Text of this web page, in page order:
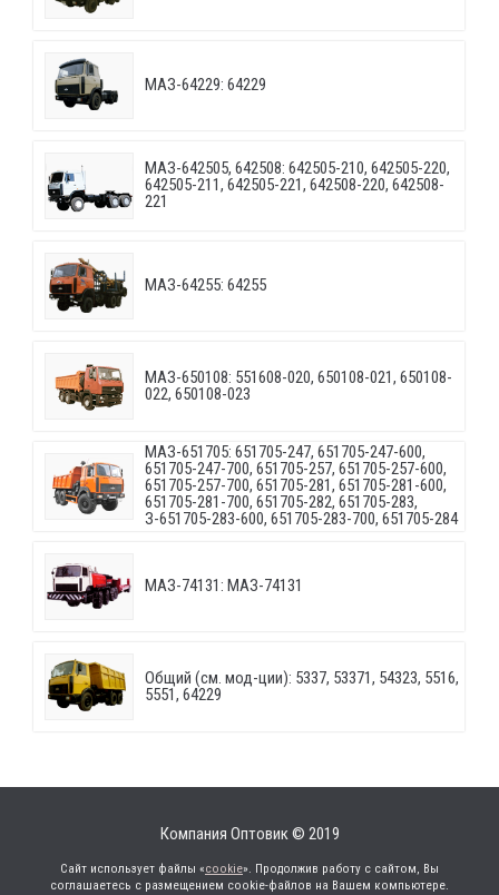
МАЗ-64229: 64229
МАЗ-642505, 642508: 642505-210, 642505-220,
642505-211, 642505-221, 642508-220, 642508-
221
МАЗ-64255: 64255
МАЗ-650108: 551608-020, 650108-021, 650108-
022, 650108-023
МАЗ-651705: 651705-247, 651705-247-600,
651705-247-700, 651705-257, 651705-257-600,
651705-257-700, 651705-281, 651705-281-600,
651705-281-700, 651705-282, 651705-283,
З-651705-283-600, 651705-283-700, 651705-284
МАЗ-74131: МАЗ-74131
Общий (см. мод-ции): 5337, 53371, 54323, 5516,
5551, 64229
Компания Оптовик © 2019
Сайт использует файлы «cookie». Продолжив работу с сайтом, Вы
соглашаетесь с размещением cookie-файлов на Вашем компьютере.